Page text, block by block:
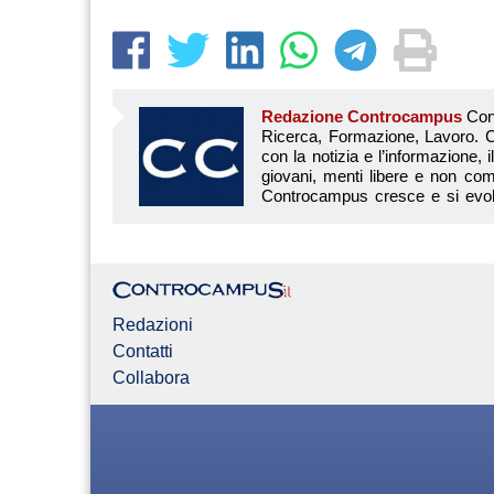
Redazione Controcampus Controcampus è Il magazine più letto dai giovani su: Scuola, Università, Ricerca, Formazione, Lavoro. Controcampus nasce nell’ottobre 2001 con la missione di affiancare con la notizia e l’informazione, il mondo dell’istruzione e dell’università. Il suo cuore pulsante sono i giovani, menti libere e non compromesse da nessun interesse di parte. Il progetto è ambizioso e Controcampus cresce e si evolve arricchendo il proprio staff con nuovi giovani vogliosi di
Redazioni
Contatti
Collabora